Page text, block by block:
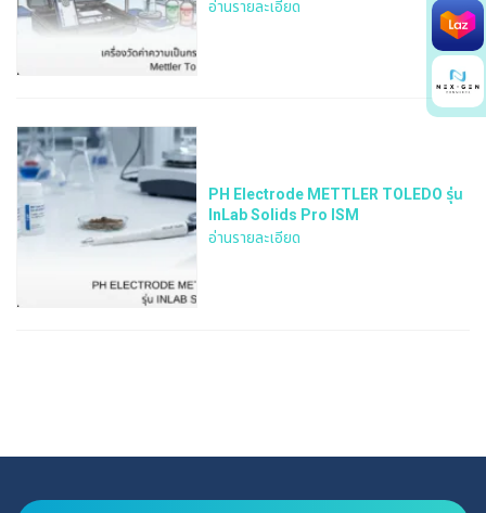
Search
อ่านรายละเอียด
PH Electrode METTLER TOLEDO รุ่น
InLab Solids Pro ISM
อ่านรายละเอียด